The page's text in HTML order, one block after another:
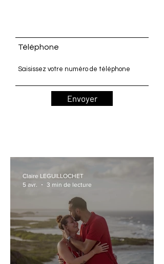
Téléphone
Envoyer
Claire LEGUILLOCHET
5 avr.
3 min de lecture